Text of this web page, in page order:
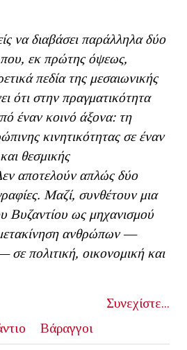
να διαβάσει παράλληλα δύο
που, εκ πρώτης όψεως,
πεδία της μεσαιωνικής
ότι στην πραγματικότητα
έναν κοινό άξονα: τη
κινητικότητας σε έναν
θεσμικής
αποτελούν απλώς δύο
Μαζί, συνθέτουν μια
Βυζαντίου ως μηχανισμού
ανθρώπων —
σε πολιτική, οικονομική και
Συνεχίστε...
Βάραγγοι